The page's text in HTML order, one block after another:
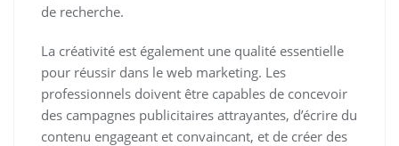
de recherche.
La créativité est également une qualité essentielle
pour réussir dans le web marketing. Les
professionnels doivent être capables de concevoir
des campagnes publicitaires attrayantes, d’écrire du
contenu engageant et convaincant, et de créer des